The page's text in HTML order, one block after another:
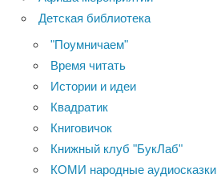
Детская библиотека
"Поумничаем"
Время читать
Истории и идеи
Квадратик
Книговичок
Книжный клуб "БукЛаб"
КОМИ народные аудиосказки